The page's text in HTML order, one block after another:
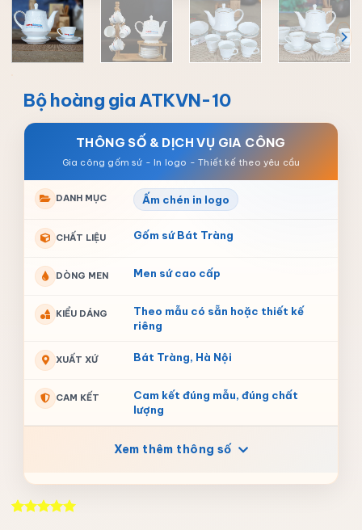
Bộ hoàng gia ATKVN-10
THÔNG SỐ & DỊCH VỤ GIA CÔNG
DANH MỤC Ấm chén in logo
CHẤT LIỆU Gốm sứ Bát Tràng
DÒNG MEN Men sứ cao cấp
KIỂU DÁNG
Theo mẫu có sẵn hoặc thiết kế
riêng
XUẤT XỨ Bát Tràng, Hà Nội
CAM KẾT
Cam kết đúng mẫu, đúng chất
lượng
Xem thêm thông số